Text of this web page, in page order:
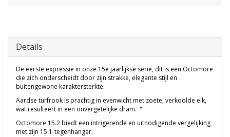
Details
De eerste expressie in onze 15e jaarlijkse serie, dit is een Octomore
die zich onderscheidt door zijn strakke, elegante stijl en
buitengewone karaktersterkte.
Aardse turfrook is prachtig in evenwicht met zoete, verkoolde eik,
wat resulteert in een onvergetelijke dram.〞
Octomore 15.2 biedt een intrigerende en uitnodigende vergelijking
met zijn 15.1-tegenhanger.